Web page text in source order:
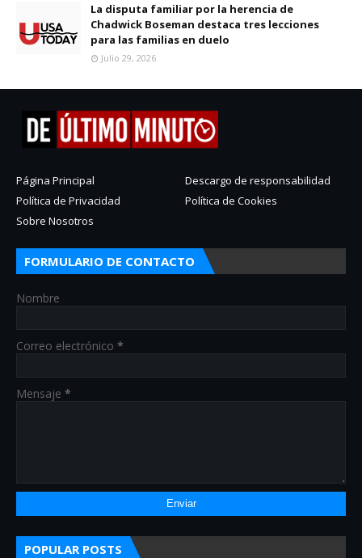
La disputa familiar por la herencia de
Chadwick Boseman destaca tres lecciones
para las familias en duelo
Julio 29, 2026
Página Principal
Descargo de responsabilidad
Política de Privacidad
Política de Cookies
Sobre Nosotros
FORMULARIO DE CONTACTO
Nombre
Correo electrónico *
Mensaje *
POPULAR POSTS